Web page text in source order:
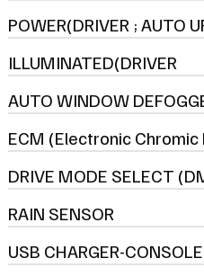
POWER(DRIVER ; AUTO
ILLUMINATED(DRIVER
AUTO WINDOW
ECM (Electronic
DRIVE MODE SELECT
RAIN SENSOR
USB CHARGER-